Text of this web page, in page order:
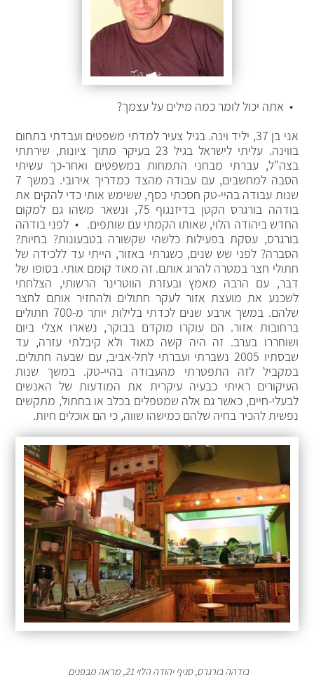
• אתה יכול לומר כמה מילים על עצמך?
אני בן 37, יליד וינה. בגיל צעיר למדתי משפטים ועבדתי בתחום
בווינה. עליתי לישראל בגיל 23 בעיקר מתוך ציונות, שירתתי
בצה"ל, עברתי מבחני התמחות במשפטים ואחר-כך עשיתי
הסבה למחשבים, עם עבודה מהצד כמדריך אירובי. במשך 7
שנות עבודה בהיי-טק חסכתי כסף, ששימש אותי כדי להקים את
בודהה בורגרס הקטן בדיזנגוף 75, ונשאר משהו גם למקום
החדש ביהודה הלוי, שאותו הקמתי עם שותפים. • לפני בודהה
בורגרס, עסקת בפעילות כלשהי שקשורה בטבעונות? בחיות?
הסברה? לפני שש שנים, כשגרתי באזור, הייתי עד ללכידה של
חתולי חצר במטרה להרוג אותם. זה מאוד קומם אותי. בסופו של
דבר, עם הרבה מאמץ ובעזרת הווטרינר הרשותי, הצלחתי
לשכנע את מועצת אזור לעקר חתולים ולהחזיר אותם לחצר
שלהם. במשך ארבע שנים לכדתי בלילות יותר מ-700 חתולים
ברחובות אזור. הם עוקרו מוקדם בבוקר, נשארו אצלי ביום
ושוחררו בערב. זה היה קשה מאוד ולא קיבלתי עזרה, עד
שבסתיו 2005 נשברתי ועברתי לתל-אביב, עם שבעה חתולים.
במקביל לזה התפטרתי מהעבודה בהיי-טק. במשך שנות
העיקורים ראיתי כבעיה עיקרית את המודעות של האנשים
לבעלי-חיים, כאשר גם אלה שמטפלים בכלב או בחתול, מתקשים
נפשית להכיר בחיה שלהם כמישהו שווה, כי הם אוכלים חיות.
בודהה בורגרס, סניף יהודה הלוי 21, מראה מבפנים